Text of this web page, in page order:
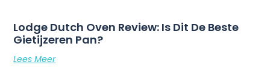
Lodge Dutch Oven Review: Is Dit De Beste
Gietijzeren Pan?
Lees Meer